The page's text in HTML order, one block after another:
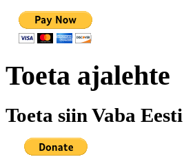
Toeta ajalehte
Toeta siin Vaba